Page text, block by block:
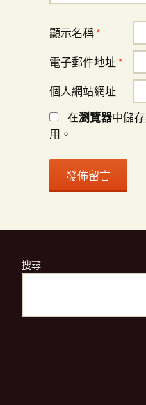
顯示名稱 *
電子郵件地址 *
個人網站網址
在瀏覽器中儲
用。
搜尋